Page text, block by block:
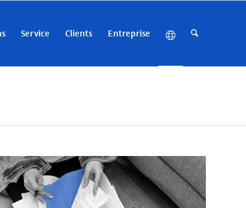
Service Clients Entreprise